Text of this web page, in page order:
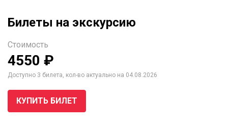
Билеты на экскурсию
Стоимость
4550 ₽
Доступно 3 билета, кол-во актуально на 04.08.2026
КУПИТЬ БИЛЕТ